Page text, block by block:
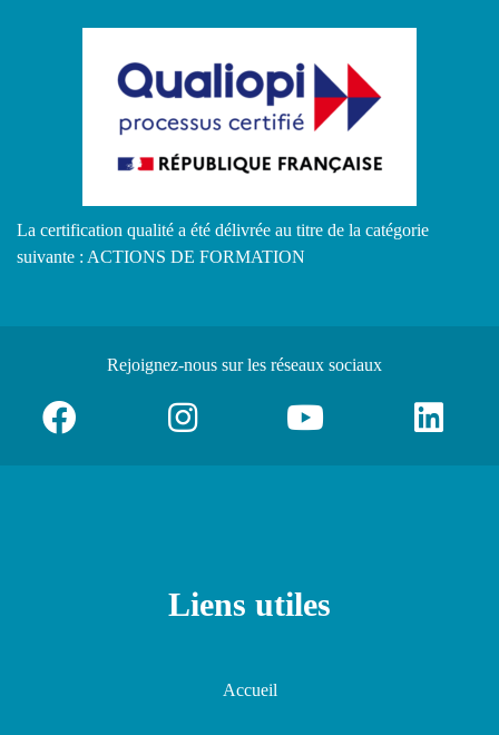
La certification qualité a été délivrée au titre de la catégorie
suivante : ACTIONS DE FORMATION
Rejoignez-nous sur les réseaux sociaux
Liens utiles
Accueil